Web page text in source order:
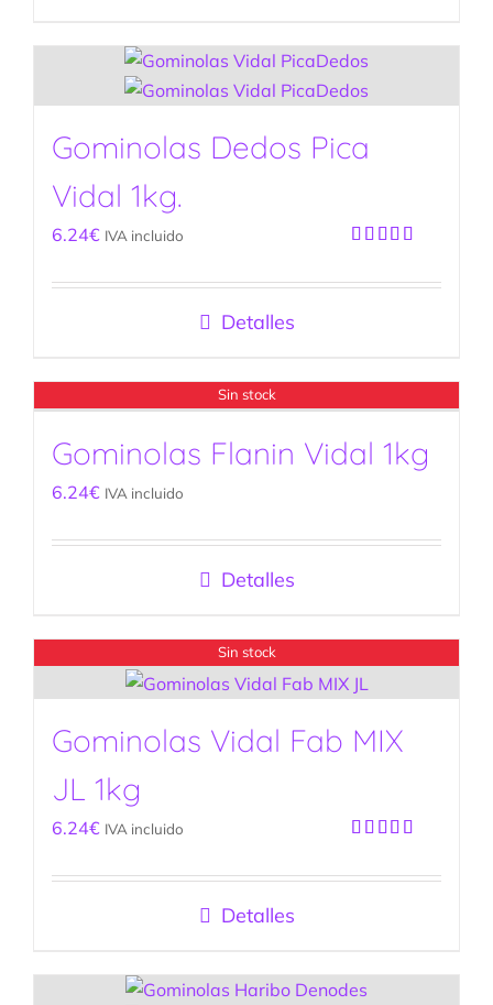
Gominolas Dedos Pica
Vidal 1kg.
con5.00de
6.24€ IVA incluido
Detalles
Sin stock
Gominolas Flanin Vidal 1kg
6.24€ IVA incluido
Detalles
Sin stock
Gominolas Vidal Fab MIX
JL 1kg
con5.00de
6.24€ IVA incluido
Detalles